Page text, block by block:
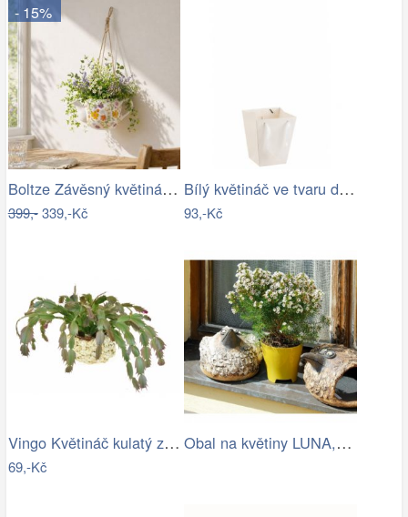
- 15%
Boltze Závěsný květináč Konvička Antonia
399,-339,-Kč
Bílý květináč ve tvaru dárkové tašky -…
93,-Kč
Vingo Květináč kulatý z kukuřičného…
69,-Kč
Obal na květiny LUNA, zelená oliva,…